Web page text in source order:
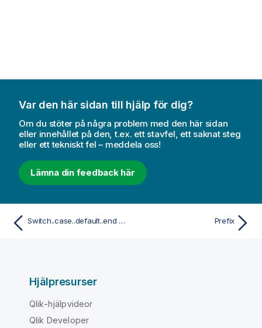
Var den här sidan till hjälp för dig?
Om du stöter på några problem med den här sidan
eller innehållet på den, t.ex. ett stavfel, ett saknat steg
eller ett tekniskt fel – meddela oss!
Lämna din feedback här
Switch..case..default..end switch Prefix
Hjälpresurser
Qlik-hjälpvideor
Qlik Developer